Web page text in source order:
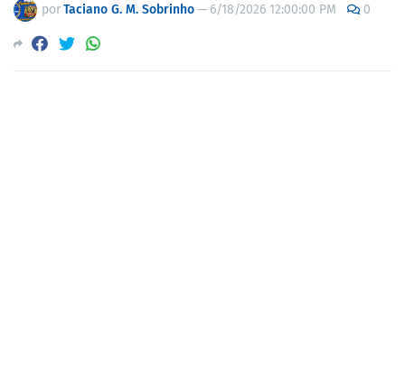
porTaciano G. M. Sobrinho— 6/18/2026 12:00:00 PM 0